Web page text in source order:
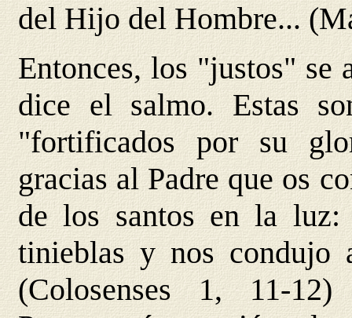
del Hijo del Hombre...
Entonces, los "justos" se
dice el salmo. Estas
"fortificados por su
gracias al Padre que os
de los santos en la
tinieblas y nos condujo
(Colosenses 1, 11-12)